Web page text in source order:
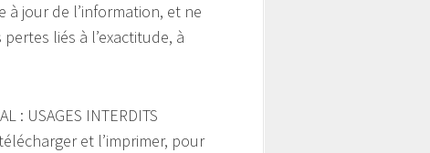
à jour de l’information, et ne
liés à l’exactitude, à
: USAGES INTERDITS
et l’imprimer, pour